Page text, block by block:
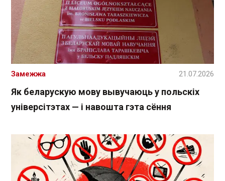
Як беларускую мову вывучаюць у польскіх
універсітэтах — і навошта гэта сёння
Замежжа 21.07.2026